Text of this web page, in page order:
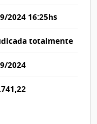
2024 16:25hs
totalmente
2024